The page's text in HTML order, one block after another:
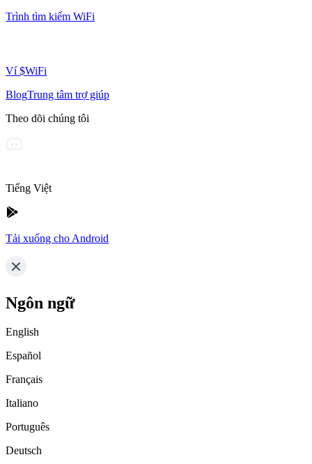
Trình tìm kiếm WiFi
Ví $WiFi
BlogTrung tâm trợ giúp
Theo dõi chúng tôi
Tiếng Việt
Tải xuống cho Android
Ngôn ngữ
English
Español
Français
Italiano
Português
Deutsch